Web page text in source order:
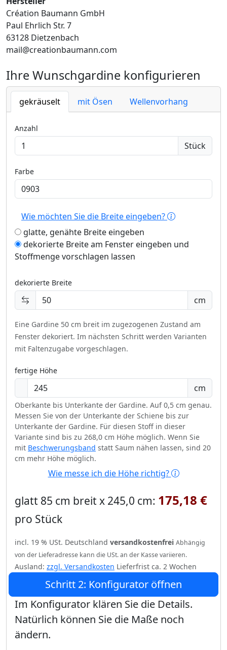
Création Baumann GmbH
Paul Ehrlich Str. 7
63128 Dietzenbach
mail@creationbaumann.com
Ihre Wunschgardine konfigurieren
gekräuselt mit Ösen Wellenvorhang
Anzahl
Stück
Farbe
Wie möchten Sie die Breite eingeben?
glatte, genähte Breite eingeben
dekorierte Breite am Fenster eingeben und
Stoffmenge vorschlagen lassen
dekorierte Breite
cm
Eine Gardine 50 cm breit im zugezogenen Zustand am
Fenster dekoriert. Im nächsten Schritt werden Varianten
mit Faltenzugabe vorgeschlagen.
fertige Höhe
cm
Oberkante bis Unterkante der Gardine. Auf 0,5 cm genau.
Messen Sie von der Unterkante der Schiene bis zur
Unterkante der Gardine. Für diesen Stoff in dieser
Variante sind bis zu 268,0 cm Höhe möglich. Wenn Sie
mit Beschwerungsband statt Saum nähen lassen, sind 20
cm mehr Höhe möglich.
Wie messe ich die Höhe richtig?
glatt 85 cm breit x 245,0 cm: 175,18 €
pro Stück
incl. 19 % USt. Deutschland versandkostenfrei Abhängig
von der Lieferadresse kann die USt. an der Kasse variieren.
Ausland: zzgl. Versandkosten Lieferfrist ca. 2 Wochen
Schritt 2: Konfigurator öffnen
Im Konfigurator klären Sie die Details.
Natürlich können Sie die Maße noch
ändern.